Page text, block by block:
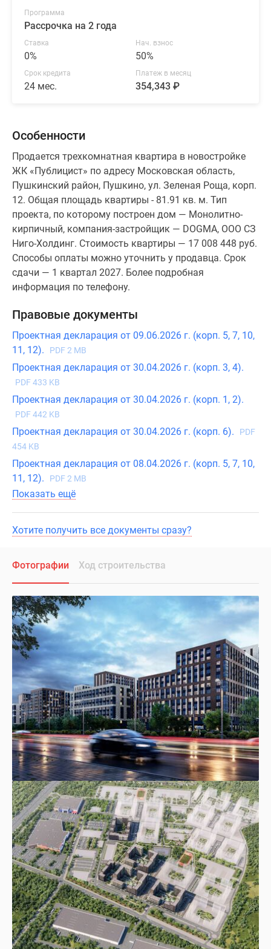
Программа
Рассрочка на 2 года
Ставка
0%
Нач. взнос
50%
Срок кредита
24 мес.
Платеж в месяц
354,343 ₽
Особенности
Продается трехкомнатная квартира в новостройке
ЖК «Публицист» по адресу Московская область,
Пушкинский район, Пушкино, ул. Зеленая Роща, корп.
12. Общая площадь квартиры - 81.91 кв. м. Тип
проекта, по которому построен дом — Монолитно-
кирпичный, компания-застройщик — DOGMA, ООО СЗ
Ниго-Холдинг. Стоимость квартиры — 17 008 448 руб.
Способы оплаты можно уточнить у продавца. Срок
сдачи — 1 квартал 2027. Более подробная
информация по телефону.
Правовые документы
Проектная декларация от 09.06.2026 г. (корп. 5, 7, 10,
11, 12).
PDF 2 MB
Проектная декларация от 30.04.2026 г. (корп. 3, 4).
PDF 433 KB
Проектная декларация от 30.04.2026 г. (корп. 1, 2).
PDF 442 KB
Проектная декларация от 30.04.2026 г. (корп. 6).
PDF
454 KB
Проектная декларация от 08.04.2026 г. (корп. 5, 7, 10,
11, 12).
PDF 2 MB
Показать ещё
Хотите получить все документы сразу?
Фотографии Ход строительства